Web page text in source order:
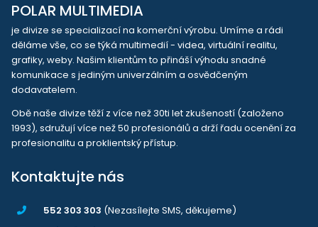
POLAR MULTIMEDIA
je divize se specializací na komerční výrobu. Umíme a rádi
děláme vše, co se týká multimedií - videa, virtuální realitu,
grafiky, weby. Našim klientům to přináší výhodu snadné
komunikace s jediným univerzálním a osvědčeným
dodavatelem.
Obě naše divize těží z více než 30ti let zkušeností (založeno
1993), sdružují více než 50 profesionálů a drží řadu ocenění za
profesionalitu a proklientský přístup.
Kontaktujte nás
552 303 303 (Nezasílejte SMS, děkujeme)